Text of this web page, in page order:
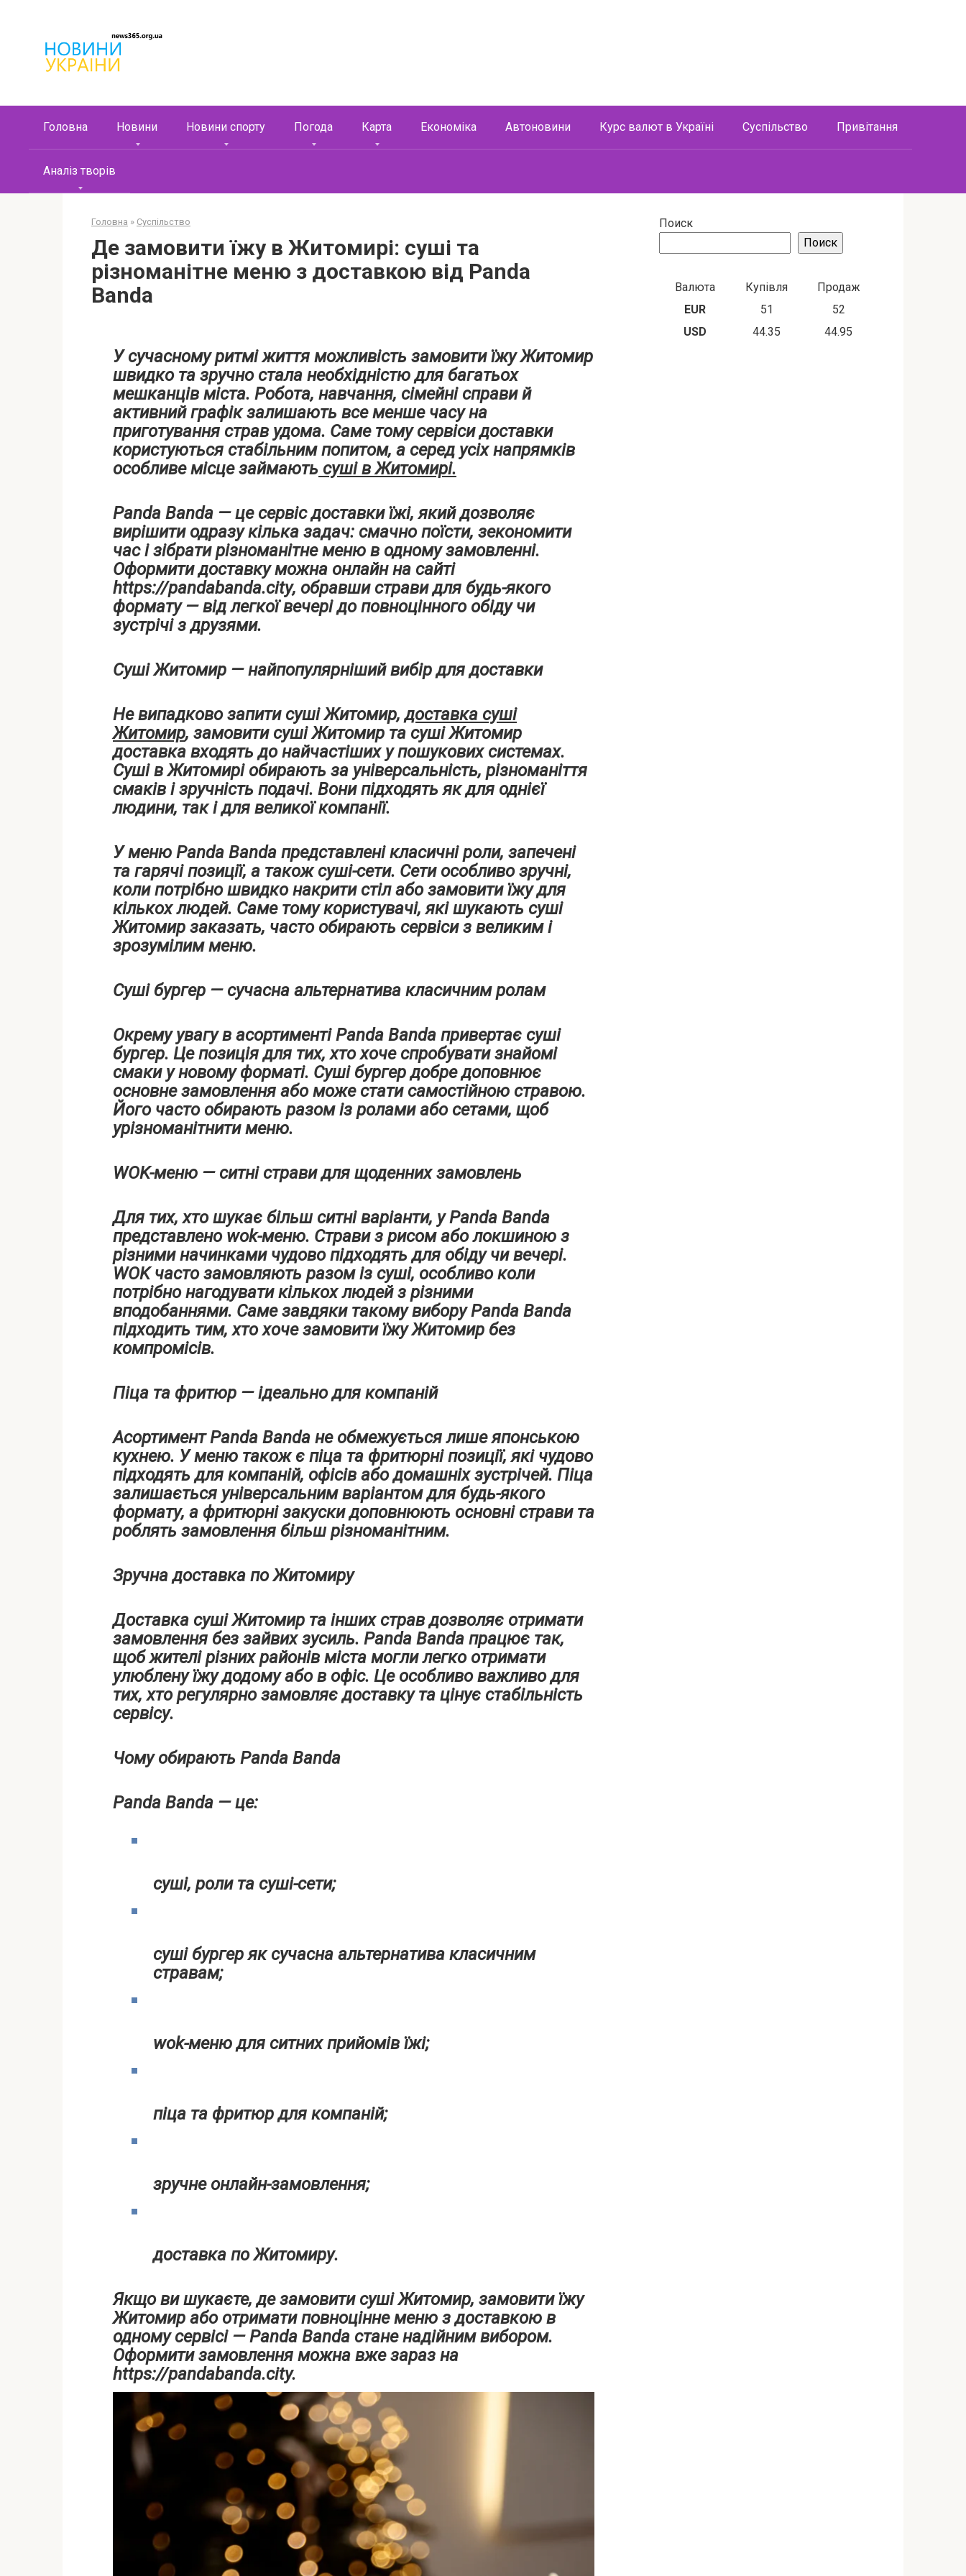
контенту
Головна Новини Новини спорту Погода Карта Економіка Автоновини Курс валют в Україні Суспільство Привітання
Аналіз творів
Головна » Суспільство
Де замовити їжу в Житомирі: суші та
різноманітне меню з доставкою від Panda
Banda
У сучасному ритмі життя можливість замовити їжу Житомир
швидко та зручно стала необхідністю для багатьох
мешканців міста. Робота, навчання, сімейні справи й
активний графік залишають все менше часу на
приготування страв удома. Саме тому сервіси доставки
користуються стабільним попитом, а серед усіх напрямків
особливе місце займають суші в Житомирі.
Panda Banda — це сервіс доставки їжі, який дозволяє
вирішити одразу кілька задач: смачно поїсти, зекономити
час і зібрати різноманітне меню в одному замовленні.
Оформити доставку можна онлайн на сайті
https://pandabanda.city, обравши страви для будь-якого
формату — від легкої вечері до повноцінного обіду чи
зустрічі з друзями.
Суші Житомир — найпопулярніший вибір для доставки
Не випадково запити суші Житомир,доставка суші
Житомир, замовити суші Житомир та суші Житомир
доставка входять до найчастіших у пошукових системах.
Суші в Житомирі обирають за універсальність, різноманіття
смаків і зручність подачі. Вони підходять як для однієї
людини, так і для великої компанії.
У меню Panda Banda представлені класичні роли, запечені
та гарячі позиції, а також суші-сети. Сети особливо зручні,
коли потрібно швидко накрити стіл або замовити їжу для
кількох людей. Саме тому користувачі, які шукають суші
Житомир заказать, часто обирають сервіси з великим і
зрозумілим меню.
Суші бургер — сучасна альтернатива класичним ролам
Окрему увагу в асортименті Panda Banda привертає суші
бургер. Це позиція для тих, хто хоче спробувати знайомі
смаки у новому форматі. Суші бургер добре доповнює
основне замовлення або може стати самостійною стравою.
Його часто обирають разом із ролами або сетами, щоб
урізноманітнити меню.
WOK-меню — ситні страви для щоденних замовлень
Для тих, хто шукає більш ситні варіанти, у Panda Banda
представлено wok-меню. Страви з рисом або локшиною з
різними начинками чудово підходять для обіду чи вечері.
WOK часто замовляють разом із суші, особливо коли
потрібно нагодувати кількох людей з різними
вподобаннями. Саме завдяки такому вибору Panda Banda
підходить тим, хто хоче замовити їжу Житомир без
компромісів.
Піца та фритюр — ідеально для компаній
Асортимент Panda Banda не обмежується лише японською
кухнею. У меню також є піца та фритюрні позиції, які чудово
підходять для компаній, офісів або домашніх зустрічей. Піца
залишається універсальним варіантом для будь-якого
формату, а фритюрні закуски доповнюють основні страви та
роблять замовлення більш різноманітним.
Зручна доставка по Житомиру
Доставка суші Житомир та інших страв дозволяє отримати
замовлення без зайвих зусиль. Panda Banda працює так,
щоб жителі різних районів міста могли легко отримати
улюблену їжу додому або в офіс. Це особливо важливо для
тих, хто регулярно замовляє доставку та цінує стабільність
сервісу.
Чому обирають Panda Banda
Panda Banda — це:
суші, роли та суші-сети;
суші бургер як сучасна альтернатива класичним
стравам;
wok-меню для ситних прийомів їжі;
піца та фритюр для компаній;
зручне онлайн-замовлення;
доставка по Житомиру.
Якщо ви шукаєте, де замовити суші Житомир, замовити їжу
Житомир або отримати повноцінне меню з доставкою в
одному сервісі — Panda Banda стане надійним вибором.
Оформити замовлення можна вже зараз на
https://pandabanda.city.
Поиск
Поиск
Валюта Купівля
Продаж
EUR
51
52
USD
44.35 44.95